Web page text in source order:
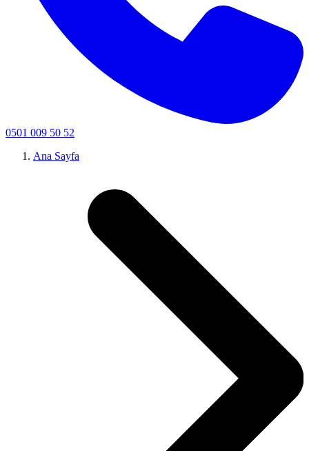
0501 009 50 52
Ana Sayfa